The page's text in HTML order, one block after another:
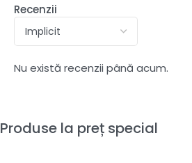
Recenzii
Nu există recenzii până acum.
Produse la preț special